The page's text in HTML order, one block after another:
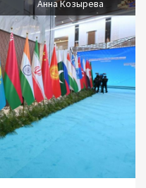
Анна Козырева